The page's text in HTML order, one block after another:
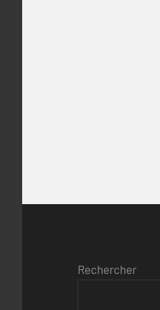
Rechercher